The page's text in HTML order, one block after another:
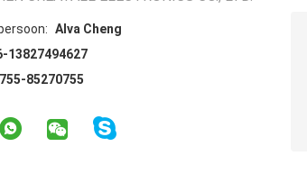
Alva Cheng
13827494627
85270755